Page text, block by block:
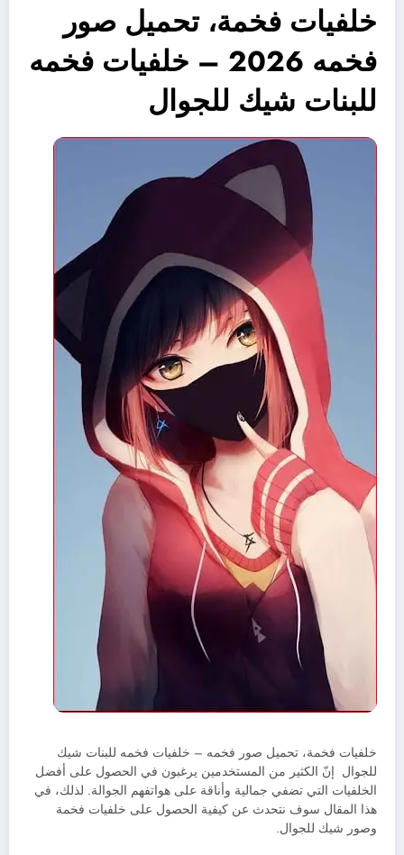
خلفيات فخمة، تحميل صور
فخمه 2026 – خلفيات فخمه
للبنات شيك للجوال
خلفيات فخمة، تحميل صور فخمه – خلفيات فخمه للبنات شيك
للجوال إنّ الكثير من المستخدمين يرغبون في الحصول على أفضل
الخلفيات التي تضفي جمالية وأناقة على هواتفهم الجوالة. لذلك، في
هذا المقال سوف نتحدث عن كيفية الحصول على خلفيات فخمة
وصور شيك للجوال.